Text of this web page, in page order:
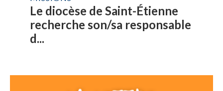
Le diocèse de Saint-Étienne
recherche son/sa responsable
d...